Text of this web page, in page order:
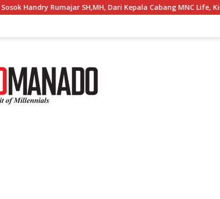
SH,MH, Dari Kepala Cabang MNC Life, Kini Fokus Ke